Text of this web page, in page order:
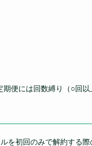
期便には回数縛り（○回
を初回のみで解約する際